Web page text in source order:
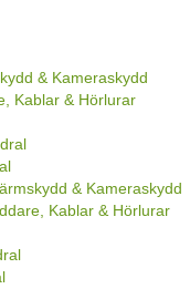
& Kameraskydd
Kablar & Hörlurar
& Kameraskydd
Kablar & Hörlurar